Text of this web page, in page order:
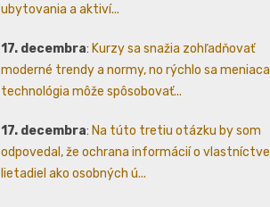
ubytovania a aktiví...
17. decembra: Kurzy sa snažia zohľadňovať
moderné trendy a normy, no rýchlo sa meniaca
technológia môže spôsobovať...
17. decembra: Na túto tretiu otázku by som
odpovedal, že ochrana informácií o vlastníctve
lietadiel ako osobných ú...